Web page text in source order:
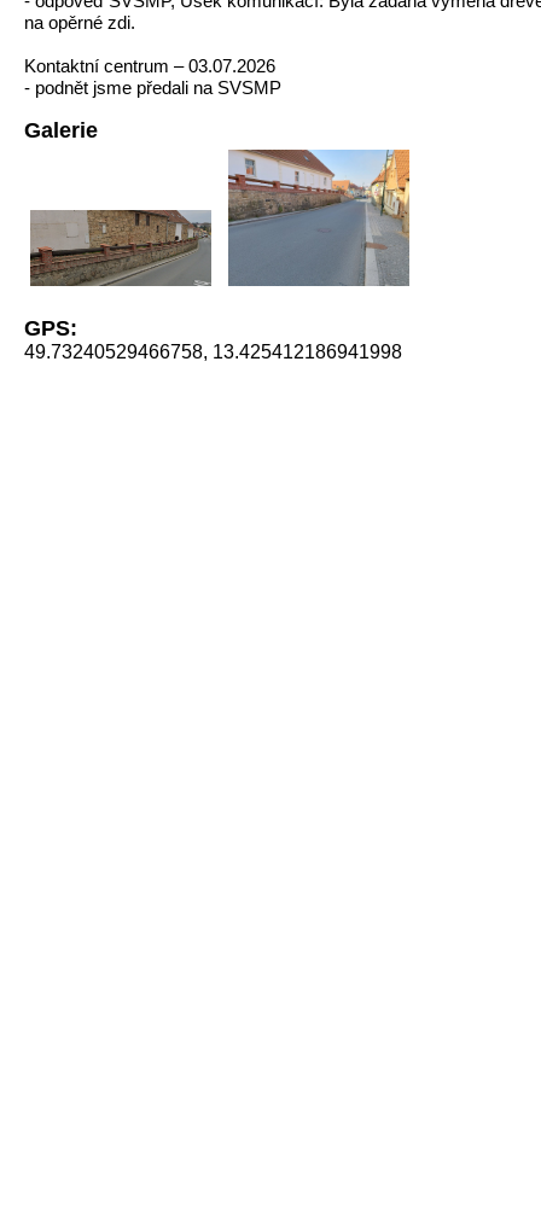
na opěrné zdi.
Kontaktní centrum – 03.07.2026
- podnět jsme předali na SVSMP
Galerie
GPS:
49.73240529466758, 13.425412186941998